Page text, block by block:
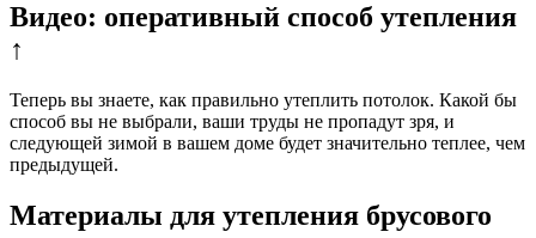
Видео: оперативный способ утепления
↑
Теперь вы знаете, как правильно утеплить потолок. Какой бы
способ вы не выбрали, ваши труды не пропадут зря, и
следующей зимой в вашем доме будет значительно теплее, чем
предыдущей.
Материалы для утепления брусового